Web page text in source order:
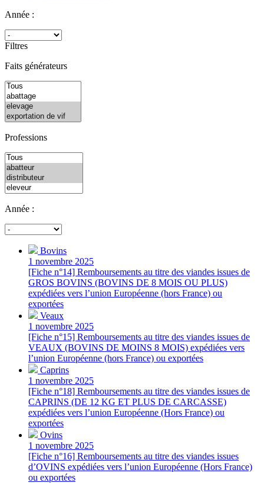
Année :
Filtres
Faits générateurs
Professions
Année :
Bovins
1 novembre 2025
[Fiche n°14] Remboursements au titre des viandes issues de
GROS BOVINS (BOVINS DE 8 MOIS OU PLUS)
expédiées vers l’union Européenne (hors France) ou
exportées
Veaux
1 novembre 2025
[Fiche n°15] Remboursements au titre des viandes issues de
VEAUX (BOVINS DE MOINS 8 MOIS) expédiées vers
l’union Européenne (hors France) ou exportées
Caprins
1 novembre 2025
[Fiche n°18] Remboursements au titre des viandes issues de
CAPRINS (DE 12 KG ET PLUS DE CARCASSE)
expédiées vers l’union Européenne (Hors France) ou
exportées
Ovins
1 novembre 2025
[Fiche n°16] Remboursements au titre des viandes issues
d’OVINS expédiées vers l’union Européenne (Hors France)
ou exportées